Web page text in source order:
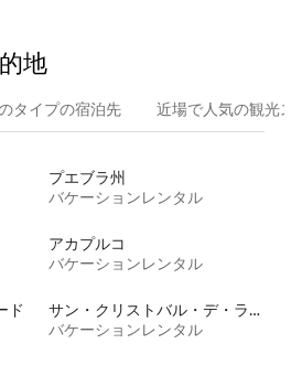
地
タ⁠イ⁠プ⁠の宿⁠泊⁠先 近場で人気の観光
プエブラ州
バケーションレンタル
アカプルコ
バケーションレンタル
ド
サン・クリストバル・デ・ラス・カサス
バケーションレンタル